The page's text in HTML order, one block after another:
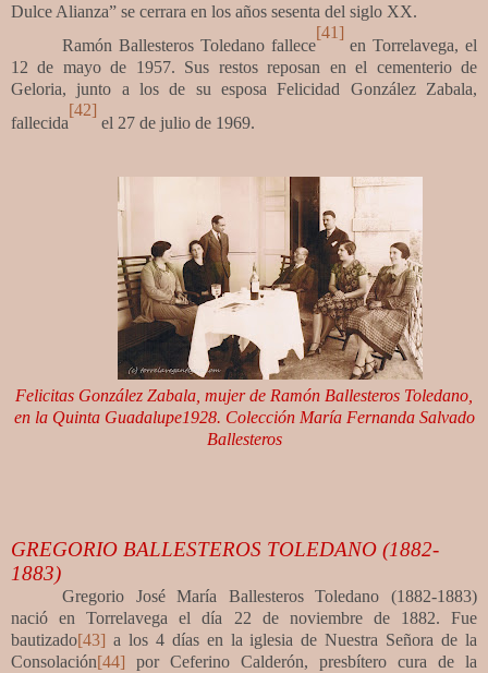
Dulce Alianza” se cerrara en los años sesenta del siglo XX.
Ramón Ballesteros Toledano fallece
[41]
en Torrelavega, el
12 de mayo de 1957. Sus restos reposan en el cementerio de
Geloria, junto a los de su esposa Felicidad González Zabala,
fallecida
[42]
el 27 de julio de 1969.
Felicitas González Zabala, mujer de Ramón Ballesteros Toledano,
en la Quinta Guadalupe1928. Colección María Fernanda Salvado
Ballesteros
GREGORIO BALLESTEROS TOLEDANO (1882-
1883)
Gregorio José María Ballesteros Toledano (1882-1883)
nació en Torrelavega el día 22 de noviembre de 1882. Fue
bautizado[43] a los 4 días en la iglesia de Nuestra Señora de la
Consolación[44] por Ceferino Calderón, presbítero cura de la